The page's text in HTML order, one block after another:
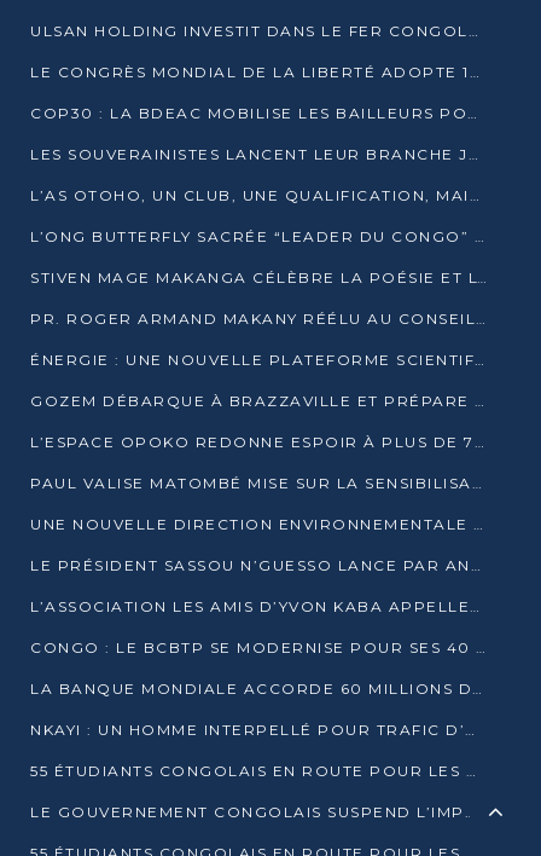
ULSAN HOLDING INVESTIT DANS LE FER CONGOLAIS
LE CONGRÈS MONDIAL DE LA LIBERTÉ ADOPTE 14 RÉSOLUTIONS HISTORIQUES
COP30 : LA BDEAC MOBILISE LES BAILLEURS POUR LE FONDS BLEU DU BASSIN DU CONGO
LES SOUVERAINISTES LANCENT LEUR BRANCHE JEUNE À BRAZZAVILLE
L’AS OTOHO, UN CLUB, UNE QUALIFICATION, MAIS ENCORE DES DOUTES
L’ONG BUTTERFLY SACRÉE “LEADER DU CONGO” AU PRIX D’EXCELLENCE 2025
STIVEN MAGE MAKANGA CÉLÈBRE LA POÉSIE ET L’HUMAIN AVEC SON RECUEIL “HECTARE”
PR. ROGER ARMAND MAKANY RÉÉLU AU CONSEIL DE L’AUF
ÉNERGIE : UNE NOUVELLE PLATEFORME SCIENTIFIQUE POUR LA TRANSITION ÉNERGÉTIQUE EN AFRIQUE CENTRALE
GOZEM DÉBARQUE À BRAZZAVILLE ET PRÉPARE SON ARRIVÉE À POINTE-NOIRE
L’ESPACE OPOKO REDONNE ESPOIR À PLUS DE 775 ÉLÈVES AUTOCHTONES DANS LE NORD DU CONGO
PAUL VALISE MATOMBÉ MISE SUR LA SENSIBILISATION POUR ÉRAQUER LE GRAND BANDITISME
UNE NOUVELLE DIRECTION ENVIRONNEMENTALE POUR RENFORCER LA GESTION DES DONNÉES AU CONGO
LE PRÉSIDENT SASSOU N’GUESSO LANCE PAR ANTICIPATION LA 39ÈME JOURNÉE NATIONALE DE L’ARBRE
L’ASSOCIATION LES AMIS D’YVON KABA APPELLENT DENIS SASSOU N’GUESSO À SE PORTER CANDIDAT
CONGO : LE BCBTP SE MODERNISE POUR SES 40 ANS D’EXISTENCE
LA BANQUE MONDIALE ACCORDE 60 MILLIONS DE DOLLARS POUR LA RÉSILIENCE URBAINE AU CONGO
NKAYI : UN HOMME INTERPELLÉ POUR TRAFIC D’UN BÉBÉ CHIMPANZÉ
55 ÉTUDIANTS CONGOLAIS EN ROUTE POUR LES UNIVERSITÉS ALGÉRIENNES
LE GOUVERNEMENT CONGOLAIS SUSPEND L’IMPORTATION DES MACHETTES ET DES MOTOS